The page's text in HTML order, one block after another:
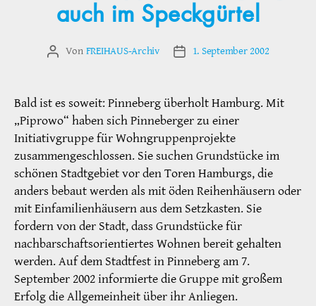
auch im Speckgürtel
Beitragsautor
Von FREIHAUS-Archiv Veröffentlichungsdatum
1. September 2002
Bald ist es soweit: Pinneberg überholt Hamburg. Mit
„Piprowo“ haben sich Pinneberger zu einer
Initiativgruppe für Wohngruppenprojekte
zusammengeschlossen. Sie suchen Grundstücke im
schönen Stadtgebiet vor den Toren Hamburgs, die
anders bebaut werden als mit öden Reihenhäusern oder
mit Einfamilienhäusern aus dem Setzkasten. Sie
fordern von der Stadt, dass Grundstücke für
nachbarschaftsorientiertes Wohnen bereit gehalten
werden. Auf dem Stadtfest in Pinneberg am 7.
September 2002 informierte die Gruppe mit großem
Erfolg die Allgemeinheit über ihr Anliegen.